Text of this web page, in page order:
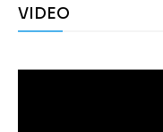
VIDEO